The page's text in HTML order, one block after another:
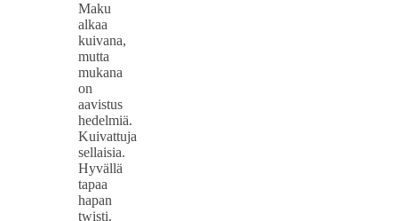
Maku
alkaa
kuivana,
mutta
mukana
on
aavistus
hedelmiä.
Kuivattuja
sellaisia.
Hyvällä
tapaa
hapan
twisti.